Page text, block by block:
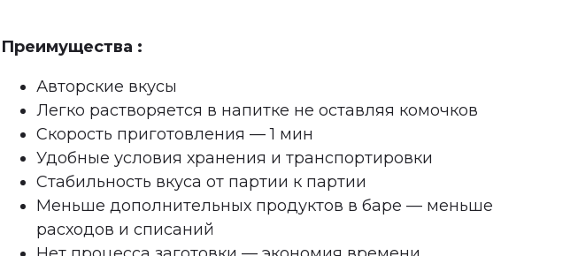
Преимущества :
Авторские вкусы
Легко растворяется в напитке не оставляя комочков
Скорость приготовления — 1 мин
Удобные условия хранения и транспортировки
Стабильность вкуса от партии к партии
Меньше дополнительных продуктов в баре — меньше
расходов и списаний